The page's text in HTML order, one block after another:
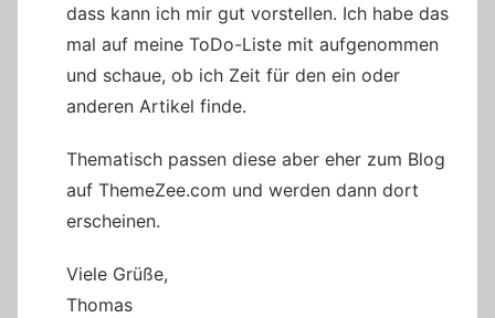
dass kann ich mir gut vorstellen. Ich habe das
mal auf meine ToDo-Liste mit aufgenommen
und schaue, ob ich Zeit für den ein oder
anderen Artikel finde.
Thematisch passen diese aber eher zum Blog
auf ThemeZee.com und werden dann dort
erscheinen.
Viele Grüße,
Thomas